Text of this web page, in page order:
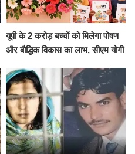
यूपी के 2 करोड़ बच्चों को मिलेगा पोषण
और बौद्धिक विकास का लाभ, सीएम योगी